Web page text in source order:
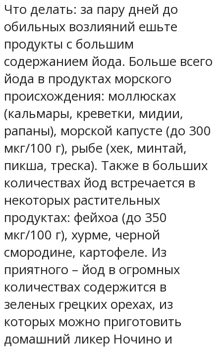
Что делать: за пару дней до
обильных возлияний ешьте
продукты с большим
содержанием йода. Больше всего
йода в продуктах морского
происхождения: моллюсках
(кальмары, креветки, мидии,
рапаны), морской капусте (до 300
мкг/100 г), рыбе (хек, минтай,
пикша, треска). Также в больших
количествах йод встречается в
некоторых растительных
продуктах: фейхоа (до 350
мкг/100 г), хурме, черной
смородине, картофеле. Из
приятного – йод в огромных
количествах содержится в
зеленых грецких орехах, из
которых можно приготовить
домашний ликер Ночино и